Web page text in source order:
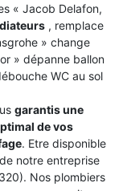
« Jacob Delafon,
, remplace
» change
» dépanne ballon
WC au sol
garantis une
de vos
. Etre disponible
notre entreprise
Nos plombiers